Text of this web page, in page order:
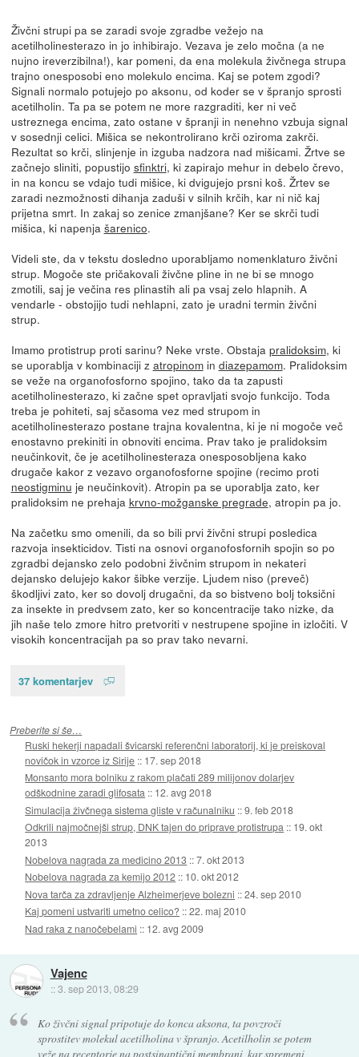
Živčni strupi pa se zaradi svoje zgradbe vežejo na
acetilholinesterazo in jo inhibirajo. Vezava je zelo močna (a ne
nujno ireverzibilna!), kar pomeni, da ena molekula živčnega strupa
trajno onesposobi eno molekulo encima. Kaj se potem zgodi?
Signali normalo potujejo po aksonu, od koder se v špranjo sprosti
acetilholin. Ta pa se potem ne more razgraditi, ker ni več
ustreznega encima, zato ostane v špranji in nenehno vzbuja signal
v sosednji celici. Mišica se nekontrolirano krči oziroma zakrči.
Rezultat so krči, slinjenje in izguba nadzora nad mišicami. Žrtve se
začnejo sliniti, popustijo sfinktri, ki zapirajo mehur in debelo črevo,
in na koncu se vdajo tudi mišice, ki dvigujejo prsni koš. Žrtev se
zaradi nezmožnosti dihanja zaduši v silnih krčih, kar ni nič kaj
prijetna smrt. In zakaj so zenice zmanjšane? Ker se skrči tudi
mišica, ki napenja šarenico.
Videli ste, da v tekstu dosledno uporabljamo nomenklaturo živčni
strup. Mogoče ste pričakovali živčne pline in ne bi se mnogo
zmotili, saj je večina res plinastih ali pa vsaj zelo hlapnih. A
vendarle - obstojijo tudi nehlapni, zato je uradni termin živčni
strup.
Imamo protistrup proti sarinu? Neke vrste. Obstaja pralidoksim, ki
se uporablja v kombinaciji z atropinomin diazepamom. Pralidoksim
se veže na organofosforno spojino, tako da ta zapusti
acetilholinesterazo, ki začne spet opravljati svojo funkcijo. Toda
treba je pohiteti, saj sčasoma vez med strupom in
acetilholinesterazo postane trajna kovalentna, ki je ni mogoče več
enostavno prekiniti in obnoviti encima. Prav tako je pralidoksim
neučinkovit, če je acetilholinesteraza onesposobljena kako
drugače kakor z vezavo organofosforne spojine (recimo proti
neostigminu je neučinkovit). Atropin pa se uporablja zato, ker
pralidoksim ne prehaja krvno-možganske pregrade, atropin pa jo.
Na začetku smo omenili, da so bili prvi živčni strupi posledica
razvoja insekticidov. Tisti na osnovi organofosfornih spojin so po
zgradbi dejansko zelo podobni živčnim strupom in nekateri
dejansko delujejo kakor šibke verzije. Ljudem niso (preveč)
škodljivi zato, ker so dovolj drugačni, da so bistveno bolj toksični
za insekte in predvsem zato, ker so koncentracije tako nizke, da
jih naše telo zmore hitro pretvoriti v nestrupene spojine in izločiti. V
visokih koncentracijah pa so prav tako nevarni.
37 komentarjev
Preberite si še…
Ruski hekerji napadali švicarski referenčni laboratorij, ki je preiskoval
novičok in vzorce iz Sirije :: 17. sep 2018
Monsanto mora bolniku z rakom plačati 289 milijonov dolarjev
odškodnine zaradi glifosata :: 12. avg 2018
Simulacija živčnega sistema gliste v računalniku ::9. feb 2018
Odkrili najmočnejši strup, DNK tajen do priprave protistrupa :: 19. okt
2013
Nobelova nagrada za medicino 2013 ::7. okt 2013
Nobelova nagrada za kemijo 2012 :: 10. okt 2012
Nova tarča za zdravljenje Alzheimerjeve bolezni ::24. sep 2010
Kaj pomeni ustvariti umetno celico? ::22. maj 2010
Nad raka z nanočebelami :: 12. avg 2009
Vajenc
::3. sep 2013, 08:29
Ko živčni signal pripotuje do konca aksona, ta povzroči
sprostitev molekul acetilholina v špranjo. Acetilholin se potem
veže na receptorje na postsinaptični membrani, kar spremeni